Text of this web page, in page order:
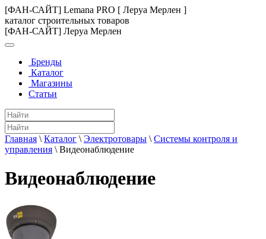
[ФАН-САЙТ] Lemana PRO [ Леруа Мерлен ]
каталог строительных товаров
[ФАН-САЙТ] Леруа Мерлен
Бренды
Каталог
Магазины
Статьи
Главная \ Каталог \ Электротовары \ Системы контроля и
управления \ Видеонаблюдение
Видеонаблюдение